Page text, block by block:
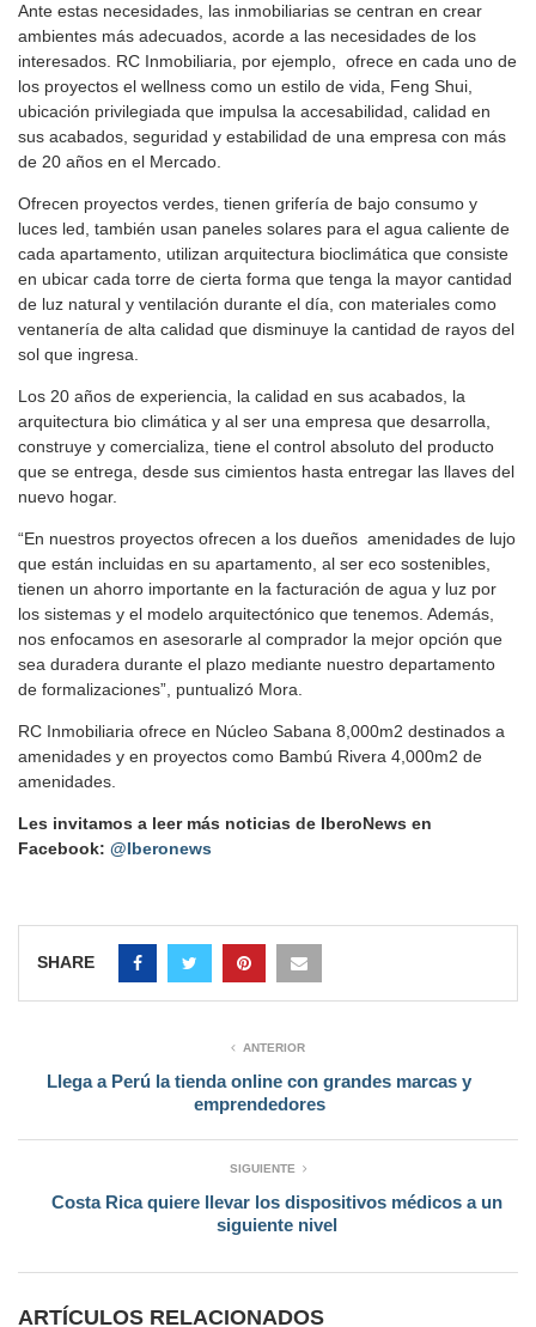
Ante estas necesidades, las inmobiliarias se centran en crear
ambientes más adecuados, acorde a las necesidades de los
interesados. RC Inmobiliaria, por ejemplo, ofrece en cada uno de
los proyectos el wellness como un estilo de vida, Feng Shui,
ubicación privilegiada que impulsa la accesabilidad, calidad en
sus acabados, seguridad y estabilidad de una empresa con más
de 20 años en el Mercado.
Ofrecen proyectos verdes, tienen grifería de bajo consumo y
luces led, también usan paneles solares para el agua caliente de
cada apartamento, utilizan arquitectura bioclimática que consiste
en ubicar cada torre de cierta forma que tenga la mayor cantidad
de luz natural y ventilación durante el día, con materiales como
ventanería de alta calidad que disminuye la cantidad de rayos del
sol que ingresa.
Los 20 años de experiencia, la calidad en sus acabados, la
arquitectura bio climática y al ser una empresa que desarrolla,
construye y comercializa, tiene el control absoluto del producto
que se entrega, desde sus cimientos hasta entregar las llaves del
nuevo hogar.
“En nuestros proyectos ofrecen a los dueños amenidades de lujo
que están incluidas en su apartamento, al ser eco sostenibles,
tienen un ahorro importante en la facturación de agua y luz por
los sistemas y el modelo arquitectónico que tenemos. Además,
nos enfocamos en asesorarle al comprador la mejor opción que
sea duradera durante el plazo mediante nuestro departamento
de formalizaciones”, puntualizó Mora.
RC Inmobiliaria ofrece en Núcleo Sabana 8,000m2 destinados a
amenidades y en proyectos como Bambú Rivera 4,000m2 de
amenidades.
Les invitamos a leer más noticias de IberoNews en
Facebook: @Iberonews
SHARE
ANTERIOR
Llega a Perú la tienda online con grandes marcas y
emprendedores
SIGUIENTE
Costa Rica quiere llevar los dispositivos médicos a un
siguiente nivel
ARTÍCULOS RELACIONADOS